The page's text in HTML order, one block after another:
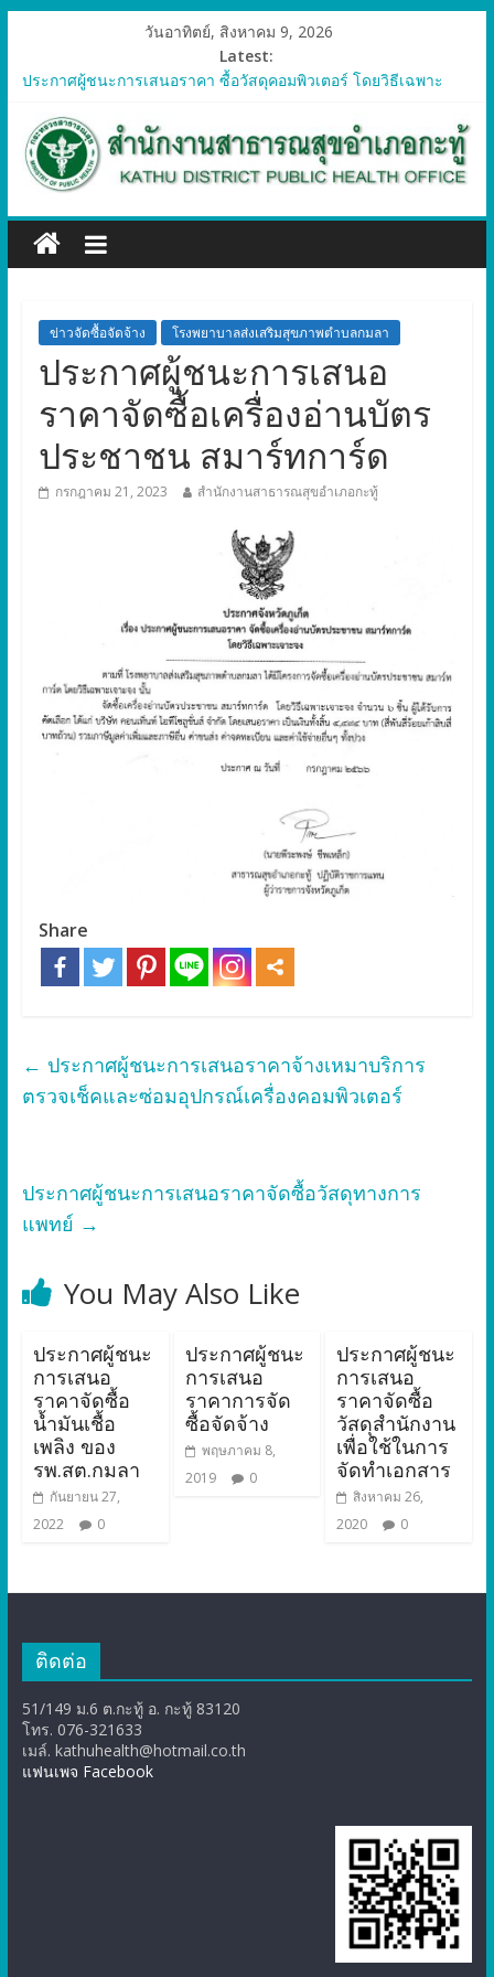
วันอาทิตย์, สิงหาคม 9, 2026
Latest:
ประกาศผู้ชนะการเสนอราคา ซื้อวัสดุคอมพิวเตอร์ โดยวิธีเฉพาะ
ประกาศผู้ชนะการเสนอราคา จัดซื้อวัสดุทางการแพทย์สำหรับ
โครงการป้องกันควบคุมโรคติดต่อและภัยสุขภาพในแรงงานต่างด้าว
อำเภอกะทู้ ปี 2569
เจาะจง
ประกาศผู้ชนะการเสนอรา ซื้อวัสดุงานบ้านงานครัว โดยวิธีเฉพาะ
เจาะจง
เจาะจงข่าวจัดซื้อจัดจ้าง โรงพยาบาลส่งเสริมสุขภาพตำบลกมลา
ประกาศผู้ชนะการเสนอ
ราคาจัดซื้อเครื่องอ่านบัตร
ประชาชน สมาร์ทการ์ด
กรกฎาคม 21, 2023 สำนักงานสาธารณสุขอำเภอกะทู้
Share
← ประกาศผู้ชนะการเสนอราคาจ้างเหมาบริการ
ตรวจเช็คและซ่อมอุปกรณ์เครื่องคอมพิวเตอร์
ประกาศผู้ชนะการเสนอราคาจัดซื้อวัสดุทางการ
แพทย์ →
You May Also Like
ประกาศผู้ชนะ
การเสนอ
ราคาจัดซื้อ
น้ำมันเชื้อ
เพลิง ของ
รพ.สต.กมลา
กันยายน 27,
2022
0
ประกาศผู้ชนะ
การเสนอ
ราคาการจัด
ซื้อจัดจ้าง
พฤษภาคม 8,
2019
0
ประกาศผู้ชนะ
การเสนอ
ราคาจัดซื้อ
วัสดุสำนักงาน
เพื่อใช้ในการ
จัดทำเอกสาร
สิงหาคม 26,
2020
0
ติดต่อ
51/149 ม.6 ต.กะทู้ อ. กะทู้ 83120
โทร. 076-321633
เมล์. kathuhealth@hotmail.co.th
แฟนเพจ Facebook